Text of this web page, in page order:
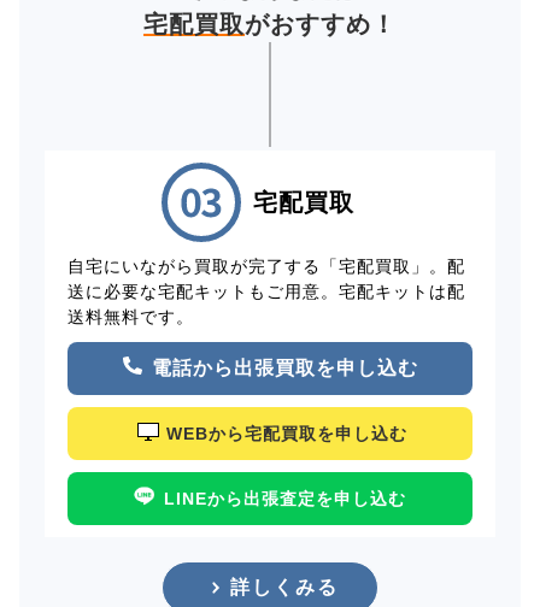
宅配買取がおすすめ！
宅配買取
自宅にいながら買取が完了する「宅配買取」。配
送に必要な宅配キットもご用意。宅配キットは配
送料無料です。
電話から出張買取を申し込む
WEBから宅配買取を申し込む
LINEから出張査定を申し込む
詳しくみる